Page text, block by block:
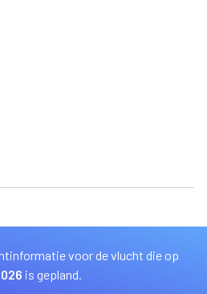
voor de vlucht die op
is gepland.